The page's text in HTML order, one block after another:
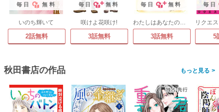
毎日 無料
いのち輝いて
2話無料
毎日 無料
咲けよ花咲け!
3話無料
毎日 無料
わたしはあなたの犬になる
3話無料
毎日
5
秋田書店の作品 >